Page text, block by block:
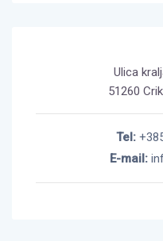
Ulica
51260
Tel:
E-mail: